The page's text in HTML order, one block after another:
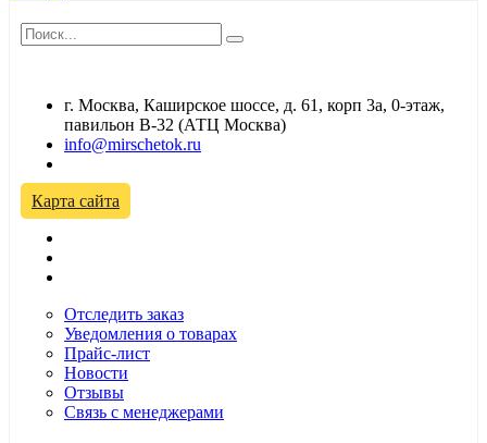
г. Москва, Каширское шоссе, д. 61, корп 3а, 0-этаж,
павильон В-32 (АТЦ Москва)
info@mirschetok.ru
Карта сайта
Отследить заказ
Уведомления о товарах
Прайс-лист
Новости
Отзывы
Связь с менеджерами